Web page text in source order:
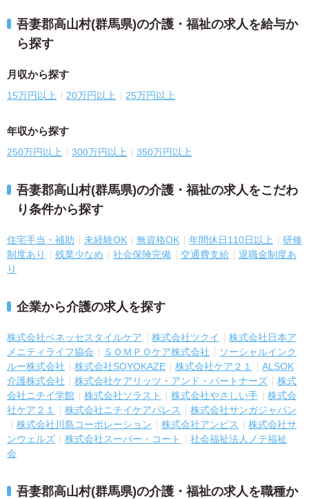
吾妻郡高山村(群馬県)の介護・福祉の求人を給与か
ら探す
月収から探す
15万円以上 20万円以上 25万円以上
年収から探す
250万円以上 300万円以上 350万円以上
吾妻郡高山村(群馬県)の介護・福祉の求人をこだわ
り条件から探す
住宅手当・補助 未経験OK 無資格OK 年間休日110日以上
研修
制度あり
残業少なめ 社会保険完備 交通費支給
退職金制度あ
り
企業から介護の求人を探す
株式会社ベネッセスタイルケア 株式会社ツクイ
株式会社日本ア
メニティライフ協会
ＳＯＭＰＯケア株式会社
ソーシャルインク
ルー株式会社
株式会社SOYOKAZE 株式会社ケア２１
ALSOK
介護株式会社
株式会社ケアリッツ・アンド・パートナーズ
株式
会社ニチイ学館
株式会社ソラスト 株式会社やさしい手
株式会
社ケア２１
株式会社ニチイケアパレス
株式会社サンガジャパン
株式会社川島コーポレーション
株式会社アンビス
株式会社サ
ンウェルズ
株式会社スーパー・コート
社会福祉法人ノテ福祉
会
吾妻郡高山村(群馬県)の介護・福祉の求人を職種か